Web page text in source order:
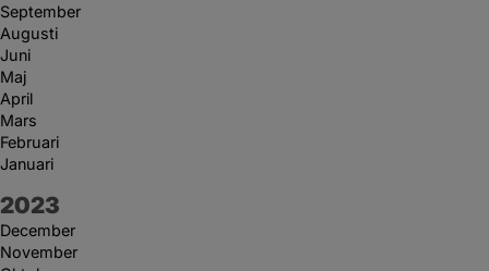
September
Augusti
Juni
Maj
April
Mars
Februari
Januari
År:
2023
December
November